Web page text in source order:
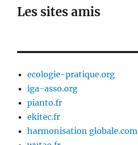
Les sites amis
ecologie-pratique.org
iga-asso.org
pianto.fr
ekitec.fr
harmonisation globale.com